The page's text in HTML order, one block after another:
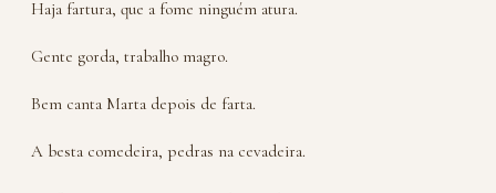
Haja fartura, que a fome ninguém atura.
Gente gorda, trabalho magro.
Bem canta Marta depois de farta.
A besta comedeira, pedras na cevadeira.